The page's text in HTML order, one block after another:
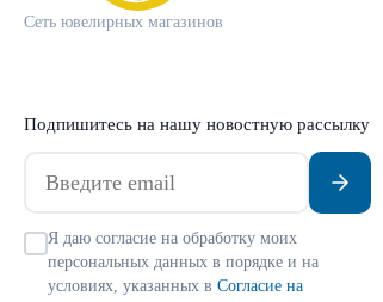
Сеть ювелирных магазинов
Подпишитесь на нашу новостную рассылку
Я даю согласие на обработку моих
персональных данных в порядке и на
условиях, указанных в Согласие на